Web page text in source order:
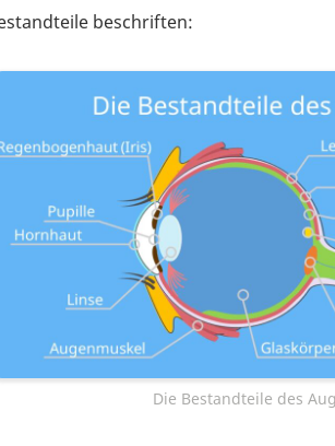
beschriften:
Die Bestandteile des